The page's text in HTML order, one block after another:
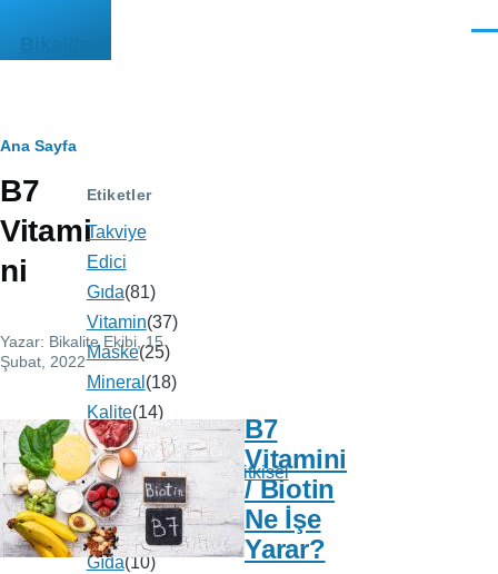
Bikalite
Sayfa
yolu
Ana Sayfa
B7
Vitami
ni
Yazar: Bikalite Ekibi , 15
Şubat, 2022
B7
Vitamini
/ Biotin
Ne İşe
Yarar?
Etiketler
Takviye
Edici
Gıda(81)
Vitamin(37)
Maske(25)
Mineral (18)
Kalite(14)
Vejeteryan(13)
Vegan/Vejeteryan/Bitkisel
Beslenme(13)
Bitkisel
Gıda(10)